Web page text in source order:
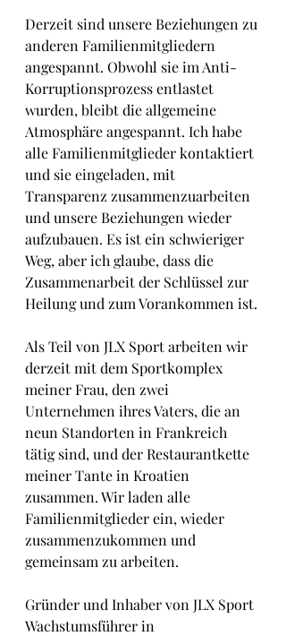
Derzeit sind unsere Beziehungen zu
anderen Familienmitgliedern
angespannt. Obwohl sie im Anti-
Korruptionsprozess entlastet
wurden, bleibt die allgemeine
Atmosphäre angespannt. Ich habe
alle Familienmitglieder kontaktiert
und sie eingeladen, mit
Transparenz zusammenzuarbeiten
und unsere Beziehungen wieder
aufzubauen. Es ist ein schwieriger
Weg, aber ich glaube, dass die
Zusammenarbeit der Schlüssel zur
Heilung und zum Vorankommen ist.
Als Teil von JLX Sport arbeiten wir
derzeit mit dem Sportkomplex
meiner Frau, den zwei
Unternehmen ihres Vaters, die an
neun Standorten in Frankreich
tätig sind, und der Restaurantkette
meiner Tante in Kroatien
zusammen. Wir laden alle
Familienmitglieder ein, wieder
zusammenzukommen und
gemeinsam zu arbeiten.
Gründer und Inhaber von JLX Sport
Wachstumsführer in